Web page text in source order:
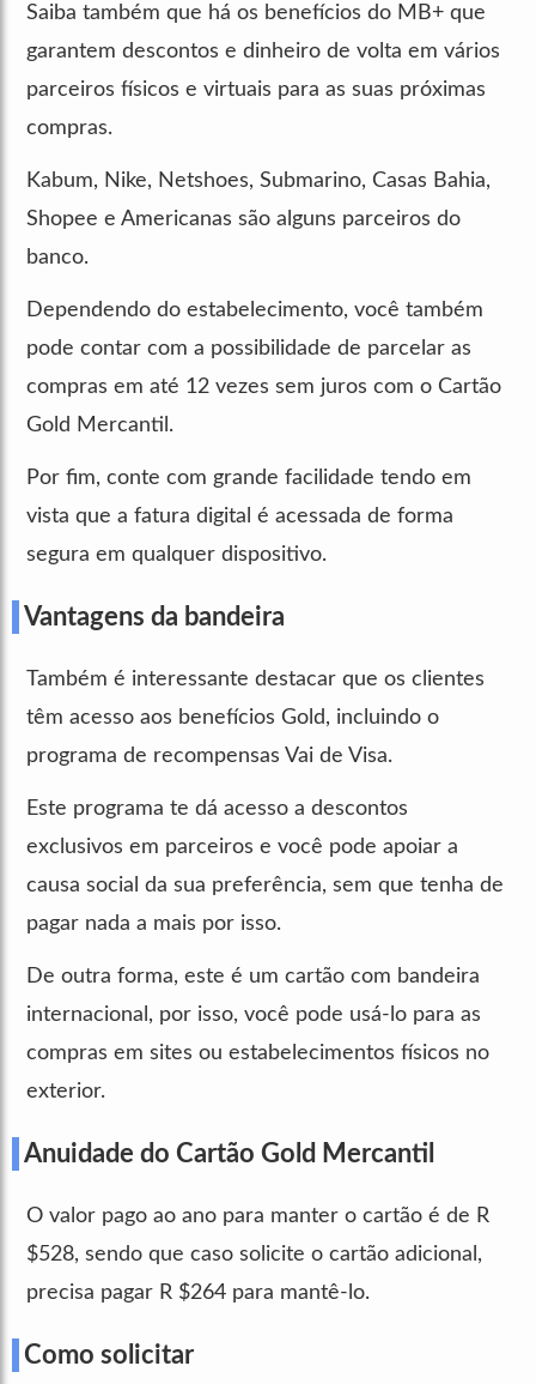
Saiba também que há os benefícios do MB+ que
garantem descontos e dinheiro de volta em vários
parceiros físicos e virtuais para as suas próximas
compras.
Kabum, Nike, Netshoes, Submarino, Casas Bahia,
Shopee e Americanas são alguns parceiros do
banco.
Dependendo do estabelecimento, você também
pode contar com a possibilidade de parcelar as
compras em até 12 vezes sem juros com o Cartão
Gold Mercantil.
Por fim, conte com grande facilidade tendo em
vista que a fatura digital é acessada de forma
segura em qualquer dispositivo.
Vantagens da bandeira
Também é interessante destacar que os clientes
têm acesso aos benefícios Gold, incluindo o
programa de recompensas Vai de Visa.
Este programa te dá acesso a descontos
exclusivos em parceiros e você pode apoiar a
causa social da sua preferência, sem que tenha de
pagar nada a mais por isso.
De outra forma, este é um cartão com bandeira
internacional, por isso, você pode usá-lo para as
compras em sites ou estabelecimentos físicos no
exterior.
Anuidade do Cartão Gold Mercantil
O valor pago ao ano para manter o cartão é de R
$528, sendo que caso solicite o cartão adicional,
precisa pagar R $264 para mantê-lo.
Como solicitar